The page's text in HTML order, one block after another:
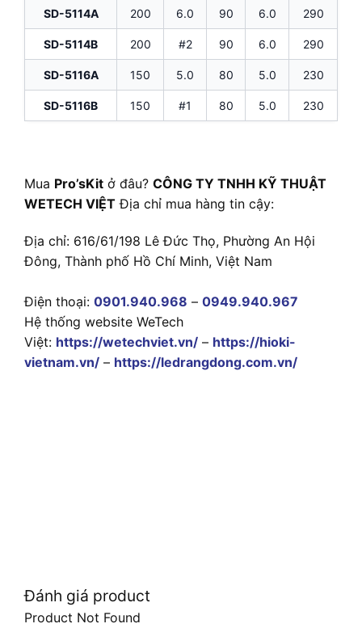
SD-5114A 200 6.0 90 6.0 290
SD-5114B 200 #2 90 6.0 290
SD-5116A 150 5.0 80 5.0 230
SD-5116B 150 #1 80 5.0 230
Mua Pro’sKit ở đâu? CÔNG TY TNHH KỸ THUẬT
WETECH VIỆT Địa chỉ mua hàng tin cậy:
Địa chỉ: 616/61/198 Lê Đức Thọ, Phường An Hội
Đông, Thành phố Hồ Chí Minh, Việt Nam
Điện thoại: 0901.940.968 – 0949.940.967
Hệ thống website WeTech
Việt: https://wetechviet.vn/ – https://hioki-
vietnam.vn/ – https://ledrangdong.com.vn/
Đánh giá product
Product Not Found